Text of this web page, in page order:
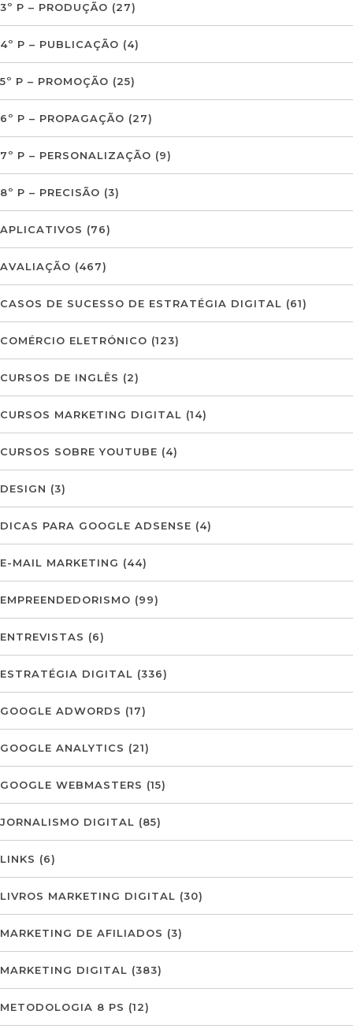
3º P – PRODUÇÃO (27)
4º P – PUBLICAÇÃO (4)
5º P – PROMOÇÃO (25)
6º P – PROPAGAÇÃO (27)
7º P – PERSONALIZAÇÃO (9)
8º P – PRECISÃO (3)
APLICATIVOS (76)
AVALIAÇÃO (467)
CASOS DE SUCESSO DE ESTRATÉGIA DIGITAL (61)
COMÉRCIO ELETRÓNICO (123)
CURSOS DE INGLÊS (2)
CURSOS MARKETING DIGITAL (14)
CURSOS SOBRE YOUTUBE (4)
DESIGN (3)
DICAS PARA GOOGLE ADSENSE (4)
E-MAIL MARKETING (44)
EMPREENDEDORISMO (99)
ENTREVISTAS (6)
ESTRATÉGIA DIGITAL (336)
GOOGLE ADWORDS (17)
GOOGLE ANALYTICS (21)
GOOGLE WEBMASTERS (15)
JORNALISMO DIGITAL (85)
LINKS (6)
LIVROS MARKETING DIGITAL (30)
MARKETING DE AFILIADOS (3)
MARKETING DIGITAL (383)
METODOLOGIA 8 PS (12)